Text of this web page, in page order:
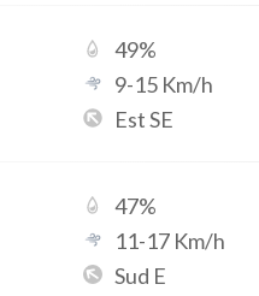
49%
9-15 Km/h
Est SE
47%
11-17 Km/h
Sud E